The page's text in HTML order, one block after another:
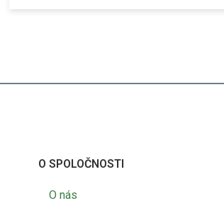
O SPOLOČNOSTI
O nás